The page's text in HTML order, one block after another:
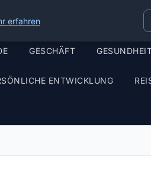
GESCHÄFT
ENTWICKLUNG
erfahren